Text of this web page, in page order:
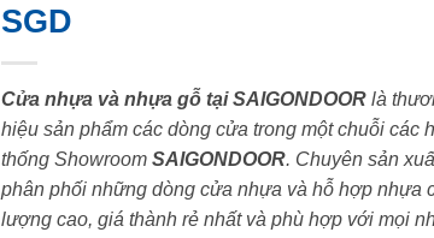
SGD
Cửa nhựa và nhựa gỗ tại SAIGONDOORlà
hiệu sản phẩm các dòng cửa trong một chuỗi các
thống Showroom SAIGONDOOR. Chuyên sản
phân phối những dòng cửa nhựa và hỗ hợp nhựa
lượng cao, giá thành rẻ nhất và phù hợp với mọi